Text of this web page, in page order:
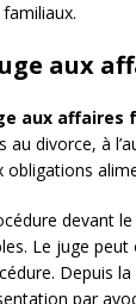
aux
aux affaires
au divorce, à
obligations
devant
Le juge
Depuis
par